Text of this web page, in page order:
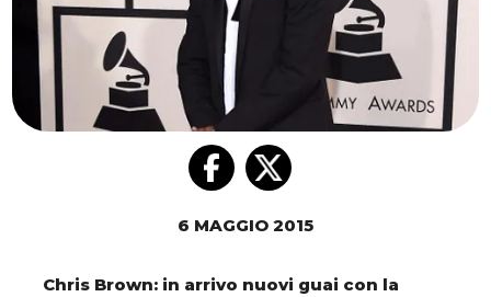
6 MAGGIO 2015
Chris Brown: in arrivo nuovi guai con la